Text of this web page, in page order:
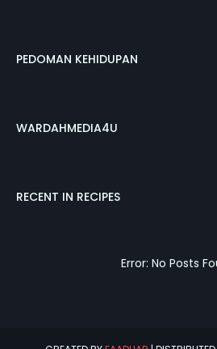
PEDOMAN KEHIDUPAN
WARDAHMEDIA4U
RECENT IN RECIPES
Error: No Posts